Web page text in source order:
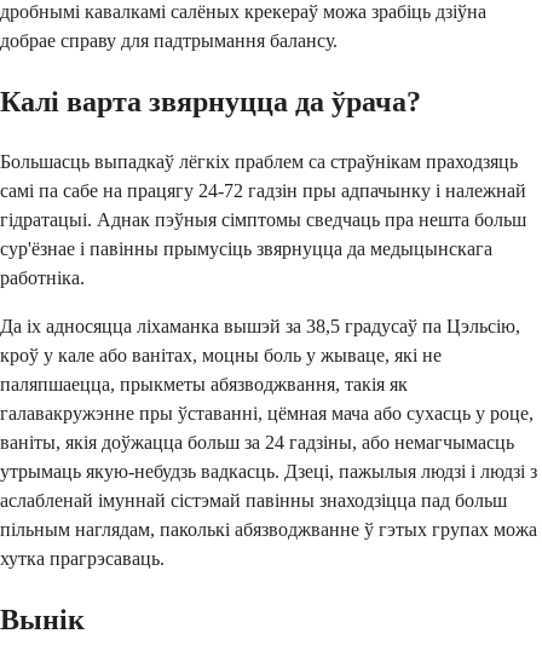
дробнымі кавалкамі салёных крекераў можа зрабіць дзіўна
добрае справу для падтрымання балансу.
Калі варта звярнуцца да ўрача?
Большасць выпадкаў лёгкіх праблем са страўнікам праходзяць
самі па сабе на працягу 24-72 гадзін пры адпачынку і належнай
гідратацыі. Аднак пэўныя сімптомы сведчаць пра нешта больш
сур'ёзнае і павінны прымусіць звярнуцца да медыцынскага
работніка.
Да іх адносяцца ліхаманка вышэй за 38,5 градусаў па Цэльсію,
кроў у кале або ванітах, моцны боль у жываце, які не
паляпшаецца, прыкметы абязводжвання, такія як
галавакружэнне пры ўставанні, цёмная мача або сухасць у роце,
ваніты, якія доўжацца больш за 24 гадзіны, або немагчымасць
утрымаць якую-небудзь вадкасць. Дзеці, пажылыя людзі і людзі з
аслабленай імуннай сістэмай павінны знаходзіцца пад больш
пільным наглядам, паколькі абязводжванне ў гэтых групах можа
хутка прагрэсаваць.
Вынік